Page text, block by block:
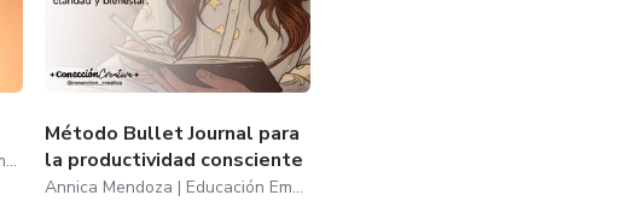
Annica Mendoza | Educación Emocional
Método Bullet Journal para
la productividad consciente
Annica Mendoza | Educación Emocional